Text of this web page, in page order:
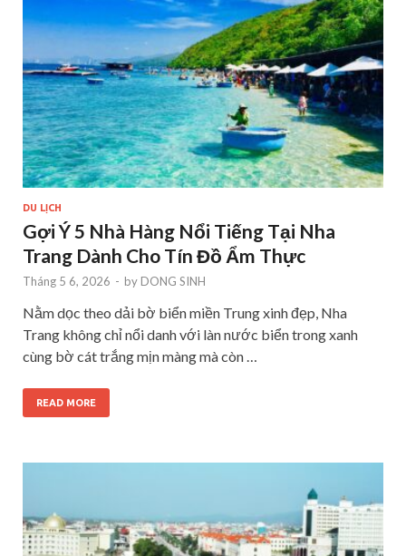
DU LỊCH
Gợi Ý 5 Nhà Hàng Nổi Tiếng Tại Nha
Trang Dành Cho Tín Đồ Ẩm Thực
Tháng 5 6, 2026 - by DONG SINH
Nằm dọc theo dải bờ biển miền Trung xinh đẹp, Nha
Trang không chỉ nổi danh với làn nước biển trong xanh
cùng bờ cát trắng mịn màng mà còn …
READ MORE